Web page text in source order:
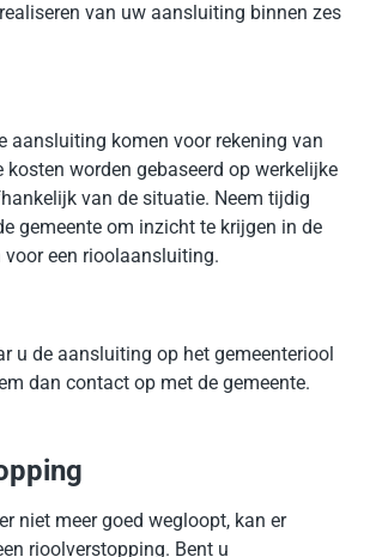
van uw aansluiting binnen zes
aansluiting komen voor rekening van
kosten worden gebaseerd op werkelijke
van de situatie. Neem tijdig
gemeente om inzicht te krijgen in de
een rioolaansluiting.
u de aansluiting op het gemeenteriool
dan contact op met de gemeente.
niet meer goed wegloopt, kan er
rioolverstopping. Bent u